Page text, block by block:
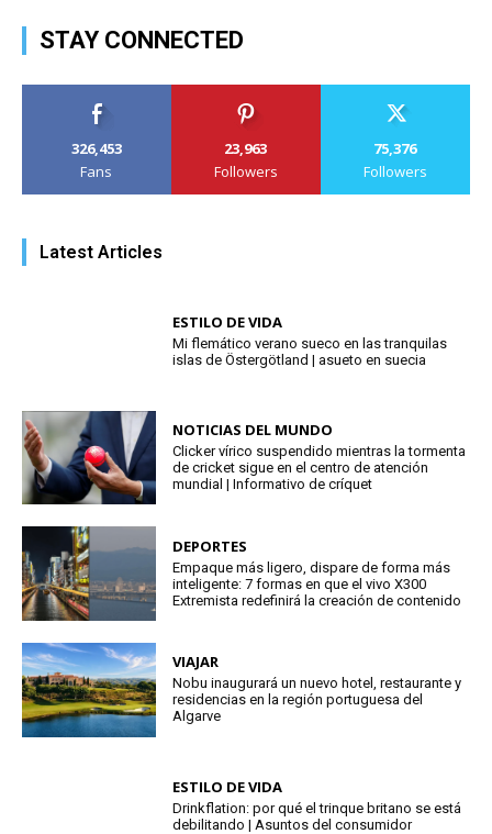
STAY CONNECTED
326,453
Fans
23,963
Followers
75,376
Followers
Latest Articles
ESTILO DE VIDA
Mi flemático verano sueco en las tranquilas
islas de Östergötland | asueto en suecia
NOTICIAS DEL MUNDO
Clicker vírico suspendido mientras la tormenta
de cricket sigue en el centro de atención
mundial | Informativo de críquet
DEPORTES
Empaque más ligero, dispare de forma más
inteligente: 7 formas en que el vivo X300
Extremista redefinirá la creación de contenido
VIAJAR
Nobu inaugurará un nuevo hotel, restaurante y
residencias en la región portuguesa del
Algarve
ESTILO DE VIDA
Drinkflation: por qué el trinque britano se está
debilitando | Asuntos del consumidor